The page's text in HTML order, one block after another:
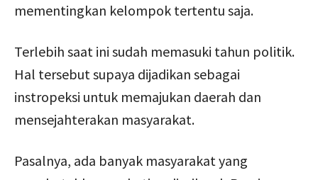
mementingkan kelompok tertentu saja.
Terlebih saat ini sudah memasuki tahun politik.
Hal tersebut supaya dijadikan sebagai
instropeksi untuk memajukan daerah dan
mensejahterakan masyarakat.
Pasalnya, ada banyak masyarakat yang